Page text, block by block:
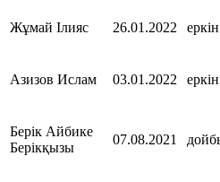
Жұмай Ілияс 26.01.2022
Азизов Ислам 03.01.2022
Берік Айбике
Берікқызы
07.08.2021